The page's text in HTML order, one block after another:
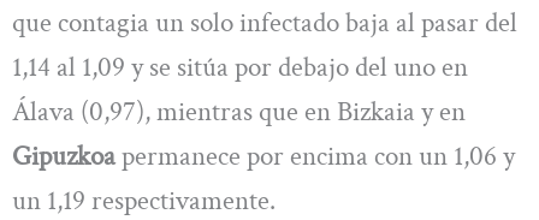
que contagia un solo infectado baja al pasar del
1,14 al 1,09 y se sitúa por debajo del uno en
Álava (0,97), mientras que en Bizkaia y en
Gipuzkoapermanece por encima con un 1,06 y
un 1,19 respectivamente.